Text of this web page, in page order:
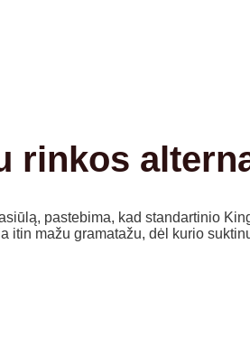
rinkos
pastebima, kad standartinio
itin mažu gramatažu, dėl kurio